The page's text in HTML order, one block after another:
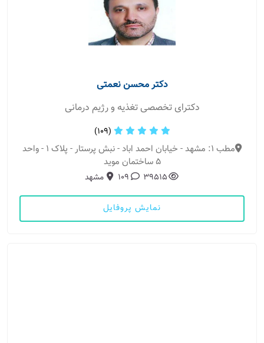
دکتر محسن نعمتی
دکترای تخصصی تغذیه و رژیم درمانی
(109)
مطب 1: مشهد - خیابان احمد اباد - نبش پرستار - پلاک 1 - واحد
5 ساختمان موید
39515
109 مشهد
نمایش پروفایل